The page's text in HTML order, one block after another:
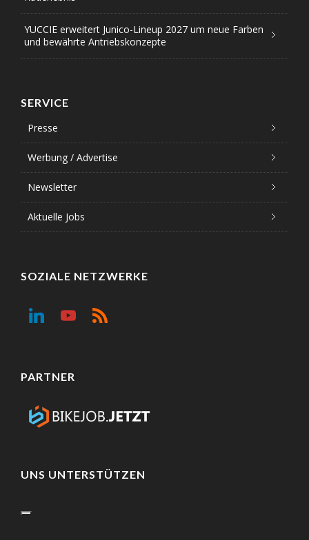
YUCCIE erweitert Junico-Lineup 2027 um neue Farben
und bewährte Antriebskonzepte
SERVICE
Presse
Werbung / Advertise
Newsletter
Aktuelle Jobs
SOZIALE NETZWERKE
PARTNER
UNS UNTERSTÜTZEN